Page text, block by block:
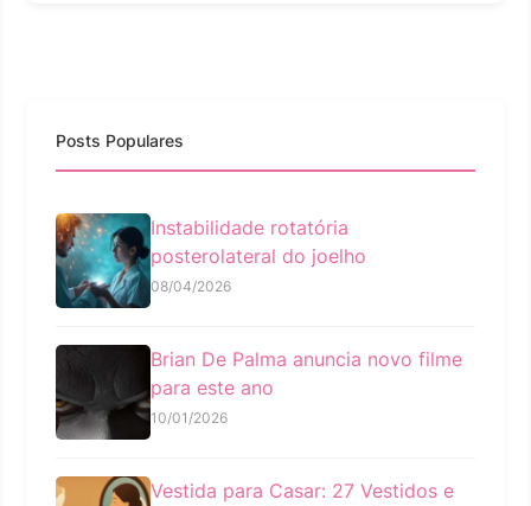
Posts Populares
Instabilidade rotatória
posterolateral do joelho
08/04/2026
Brian De Palma anuncia novo filme
para este ano
10/01/2026
Vestida para Casar: 27 Vestidos e